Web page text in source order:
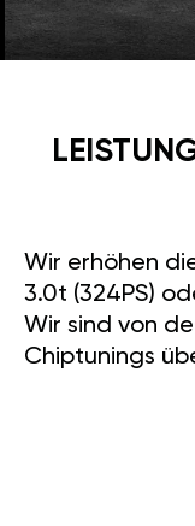
Wir erhöhen
3.0t (324PS)
Wir sind von
Chiptunings